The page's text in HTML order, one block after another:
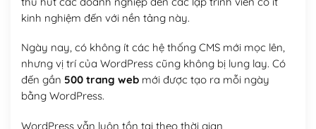
kinh nghiệm đến với nền tảng này.
Ngày nay, có không ít các hệ thống CMS mới mọc lên,
nhưng vị trí của WordPress cũng không bị lung lay. Có
đến gần 500 trang webmới được tạo ra mỗi ngày
bằng WordPress.
WordPress vẫn luôn tồn tại theo thời gian